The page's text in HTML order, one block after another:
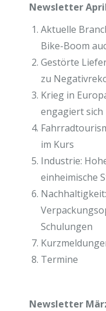
Newsletter
Aktuelle
Bike-Boom
Gestörte
zu
Krieg in
engagiert
im Kurs
Industrie:
einheimische
Nachhaltigkeit:
Schulungen
Termine
Newsletter